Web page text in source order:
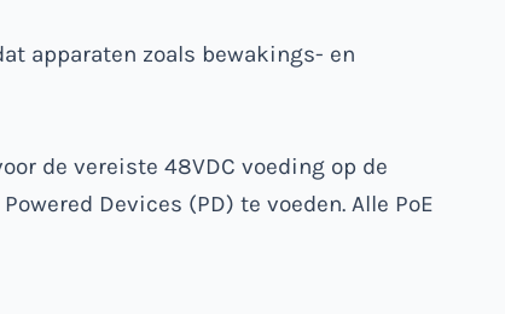
apparaten zoals bewakings- en
de vereiste 48VDC voeding op de
Devices (PD) te voeden. Alle PoE